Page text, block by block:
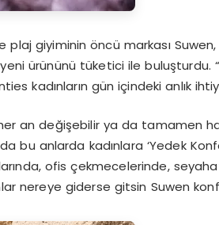
plaj giyiminin öncü markası
ürününü tüketici ile buluşturdu.
kadınların gün içindeki anlık
an değişebilir ya da tamamen
bu anlarda kadınlara ‘Yedek
ofis çekmecelerinde,
nereye giderse gitsin Suwen